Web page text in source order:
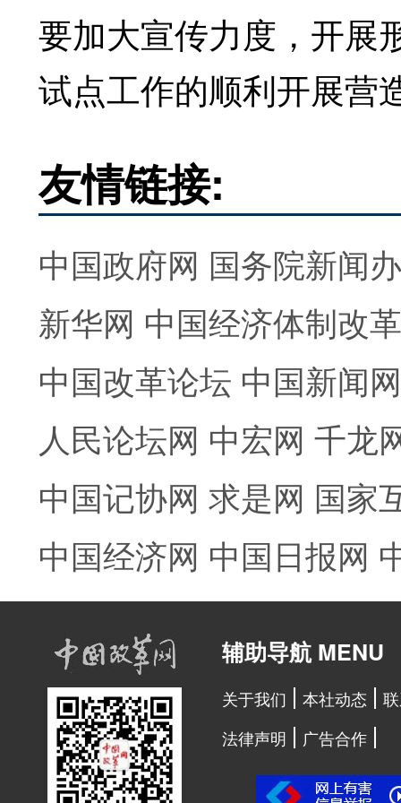
要加大宣传力度，开展
试点工作的顺利开展营
友情链接:
中国政府网 国务院新闻
新华网 中国经济体制改
中国改革论坛 中国新闻网
人民论坛网 中宏网 千龙
中国记协网 求是网 国家
中国经济网 中国日报网
辅助导航 MENU
关于我们 本社动态
法律声明
广告合作